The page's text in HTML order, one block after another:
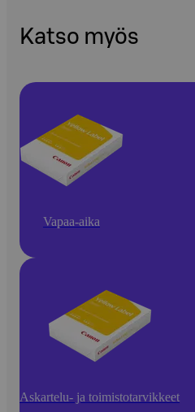
Katso myös
Vapaa-aika
Askartelu- ja toimistotarvikkeet